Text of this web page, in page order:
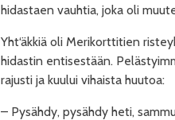
hidastaen vauhtia, joka oli
Yht‘äkkiä oli Merikorttitien
hidastin entisestään.
rajusti ja kuului vihaista huutoa:
– Pysähdy, pysähdy heti,